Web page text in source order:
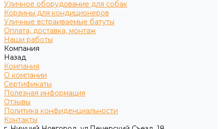
Уличное оборудование для собак
Корзины для кондиционеров
Уличные встраиваемые батуты
Оплата, доставка, монтаж
Наши работы
Компания
Назад
Компания
О компании
Сертификаты
Полезная информация
Отзывы
Политика конфиденциальности
Контакты